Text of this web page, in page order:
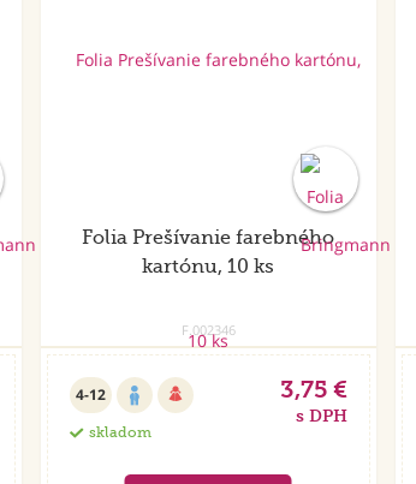
Folia Prešívanie farebného
kartónu, 10 ks
F.002346
4-12
skladom
3,75 €
s DPH